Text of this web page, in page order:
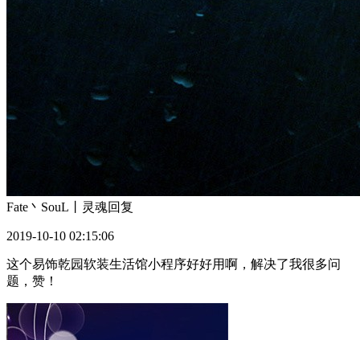
Fate丶SouL丨灵魂回复
2019-10-10 02:15:06
这个易饰乾园软装生活馆小程序好好用啊，解决了我很多问
题，赞！